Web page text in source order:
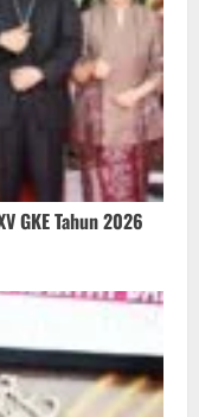
GKE Tahun 2026